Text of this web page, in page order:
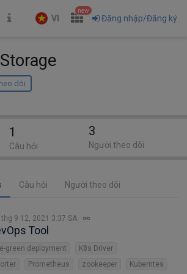
VI
new
Đăng nhập/Đăng ký
Storage
dõi
Câu hỏi Người theo dõi
thg 9 12, 2021 3:37 SA
Tool
green deployment
K8s Driver
Prometheus zookeeper
Kuberntes
1
Câu hỏi
3
Người theo dõi